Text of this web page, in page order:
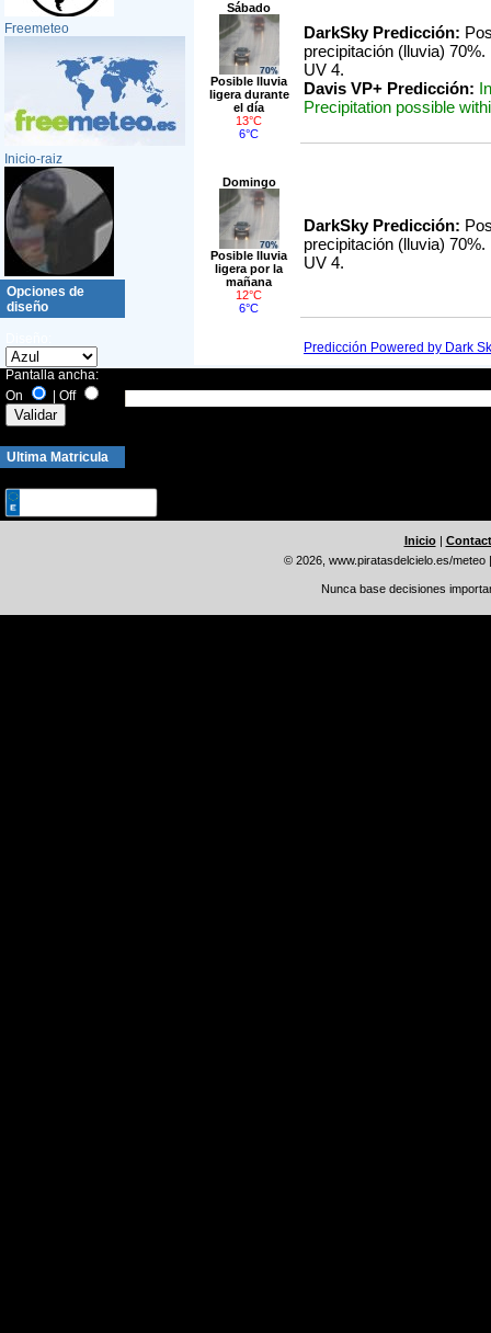
Freemeteo
Inicio-raiz
Opciones de
diseño
Pantalla ancha:
On
| Off
Ultima Matricula
Sábado
Posible lluvia
ligera durante
el día
13°C
6°C
DarkSky Predicción:
precipitación (lluvia)
UV 4.
Davis VP+ Predicción:
Precipitation possible
Domingo
Posible lluvia
ligera por la
mañana
12°C
6°C
DarkSky Predicción:
precipitación (lluvia)
UV 4.
Predicción Powered by Dark
Inicio|
© 2026, www.piratasdelcielo.es/meteo
Nunca base decisiones